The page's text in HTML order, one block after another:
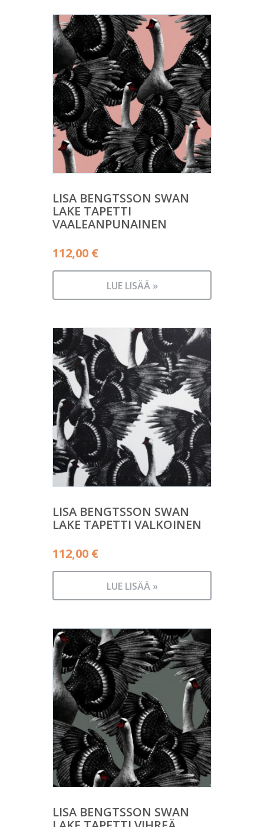
LISA BENGTSSON SWAN
LAKE TAPETTI
VAALEANPUNAINEN
112,00 €
LUE LISÄÄ »
LISA BENGTSSON SWAN
LAKE TAPETTI VALKOINEN
112,00 €
LUE LISÄÄ »
LISA BENGTSSON SWAN